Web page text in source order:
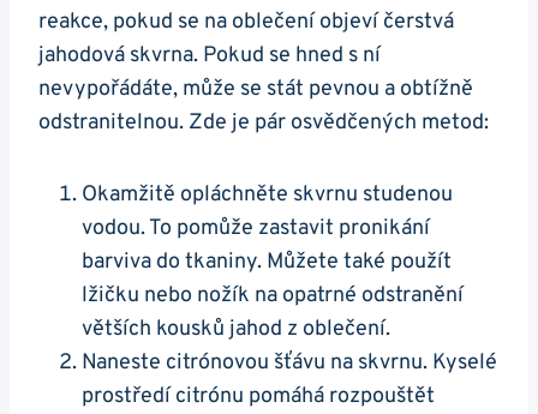
reakce, pokud se na ​oblečení objeví​ čerstvá
‌jahodová skvrna. ⁣Pokud se hned s ní
nevypořádáte, ‍může se stát​ pevnou a obtížně
odstranitelnou. Zde je ⁢pár osvědčených metod:
Okamžitě ‍opláchněte skvrnu studenou ​
vodou. ⁣To pomůže zastavit pronikání
⁤barviva do tkaniny.​ Můžete také použít ​
lžičku ‌nebo nožík na opatrné odstranění
větších⁤ kousků jahod z‌ oblečení.
Naneste citrónovou ​šťávu na skvrnu. Kyselé
prostředí citrónu ‍pomáhá rozpouštět